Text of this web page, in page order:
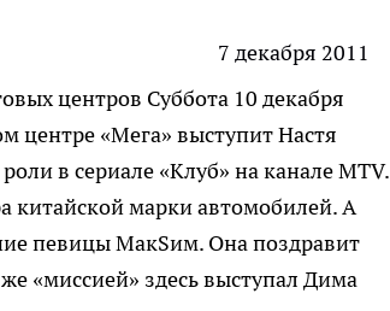
7 декабря 2011
центров Суббота 10 декабря
центре «Мега» выступит Настя
в сериале «Клуб» на канале MTV.
китайской марки автомобилей. А
певицы МакSим. Она поздравит
«миссией» здесь выступал Дима